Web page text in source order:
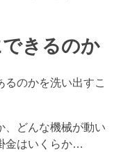
きるのか
るのかを洗い出すこ
、どんな機械が動い
金はいくらか…